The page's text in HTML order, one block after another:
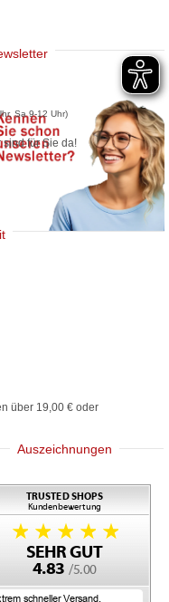
Sa 9-12 Uhr)
sind für Sie da!
über 19,00 € oder
Auszeichnungen